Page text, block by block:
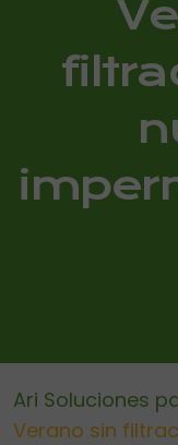
Ari Soluciones
Verano sin